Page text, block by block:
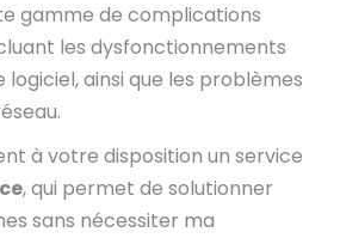
gamme de complications
les dysfonctionnements
ainsi que les problèmes
à votre disposition un service
, qui permet de solutionner
sans nécessiter ma